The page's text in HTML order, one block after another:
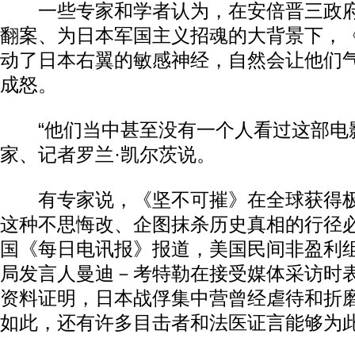
一些专家和学者认为，在安倍晋三政
翻案、为日本军国主义招魂的大背景下，
动了日本右翼的敏感神经，自然会让他们
成怒。
“他们当中甚至没有一个人看过这部
家、记者罗兰·凯尔茨说。
有专家说，《坚不可摧》在全球获得
这种不思悔改、企图抹杀历史真相的行径
国《每日电讯报》报道，美国民间非盈利
局发言人曼迪－考特勒在接受媒体采访时
资料证明，日本战俘集中营曾经虐待和折
如此，还有许多目击者和法医证言能够为